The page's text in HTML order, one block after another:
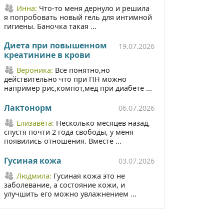
Инна: Что-то меня дернуло и решила
я попробовать новый гель для интимной
гигиены. Баночка такая ...
Диета при повышенном
креатинине в крови
19.07.2026
Вероника: Все понятно,но
действительно что при ПН можно
например рис,компот,мед при диабете ...
Лактонорм
06.07.2026
Елизавета: Несколько месяцев назад,
спустя почти 2 года свободы, у меня
появились отношения. Вместе ...
Гусиная кожа
03.07.2026
Людмила: Гусиная кожа это не
заболевание, а состояние кожи, и
улучшить его можно увлажнением ...